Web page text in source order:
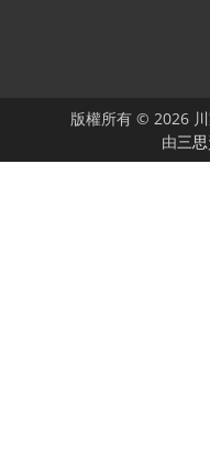
版權所有 © 2026
由三